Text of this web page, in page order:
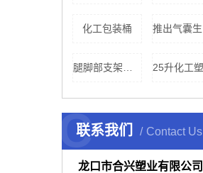
化工包装桶
联系我们 Contact Us
C
龙口市合兴塑业有限公司